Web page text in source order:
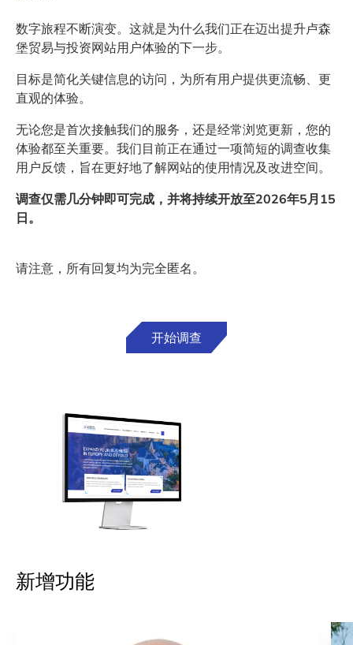
数字旅程不断演变。这就是为什么我们正在迈出提升卢森
堡贸易与投资网站用户体验的下一步。
目标是简化关键信息的访问，为所有用户提供更流畅、更
直观的体验。
无论您是首次接触我们的服务，还是经常浏览更新，您的
体验都至关重要。我们目前正在通过一项简短的调查收集
用户反馈，旨在更好地了解网站的使用情况及改进空间。
调查仅需几分钟即可完成，并将持续开放至2026年5月15
日。
请注意，所有回复均为完全匿名。
开始调查
新增功能